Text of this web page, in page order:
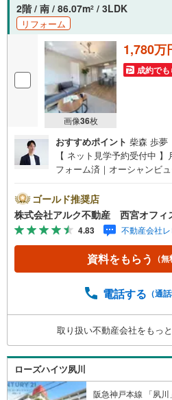
2階 / 南 / 86.07m2 / 3LDK
リフォーム
画像36枚
1,780万
成約でも
おすすめポイント 柴森 歩夢
【 ネット見学予約受付中
フォーム済｜オーシャンビ
向きにつき陽当たり良好、
有面積86.07平米、全居室6
居室・LDK・廊下に収納を
本線「香櫨園」駅とJR「さ
能！【リフォーム内容（
交換＞システムキッチン（
クロス張替え/フローリング
ンライト新調/インターホン
ルク不動産について】当社
の立地に店舗を構えており
替えスペースも完備してお
ご来店いただけます！住宅
さい！
ゴールド推奨店
株式会社アルク不動産 西宮オフィ
4.83 不動産会社
資料をもらう （無
電話する （通
取り扱い不動産会社をもっ
ローズハイツ夙川
阪急神戸本線 「夙